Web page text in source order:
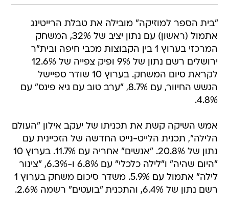
"בית הספר למוזיקה" מובילה את טבלת הרייטינג
אתמול (ראשון) עם נתון יציב של 32%, המשחק
המרכזי בערוץ 1 בין הקבוצות מכבי חיפה ובית"ר
ירושלים רשם נתון של 9% ופיק צפייה של 12.6%
לקראת סיום המשחק. בערוץ 10 שודר ספיישל
הגשש החיוור, עם 8.7%, "ערב טוב עם גיא פינס" עם
4.8%.
אמש השיקה קשת את תכניתו של יעקב אילון "העולם
הלילה", תכנית הלייט-נייט החדשה של הזכיינית עם
נתון של 20.8%. "אנשים" אחריה עם 11.7%. בערוץ 10
"היום שהיה" ו"לילה כלכלי" עם 6.8% ו-6.3%, "צינור
לילה" אתמול עם 5.9%. משדר סיכום משחק בערוץ 1
רשם נתון של 6.4%, והתכנית "בועטים" רשמה 2.6%.